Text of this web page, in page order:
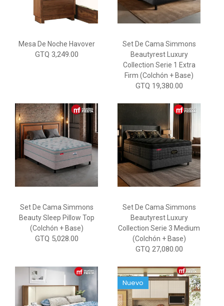
Mesa De Noche Havover
GTQ 3,249.00
Set De Cama Simmons
Beautyrest Luxury
Collection Serie 1 Extra
Firm (Colchón + Base)
GTQ 19,380.00
Set De Cama Simmons
Beauty Sleep Pillow Top
(Colchón + Base)
GTQ 5,028.00
Set De Cama Simmons
Beautyrest Luxury
Collection Serie 3 Medium
(Colchón + Base)
GTQ 27,080.00
Nuevo